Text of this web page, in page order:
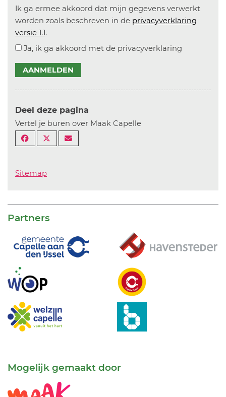
Ik ga ermee akkoord dat mijn gegevens verwerkt
worden zoals beschreven in de privacyverklaring
versie 1.1.
Ja, ik ga akkoord met de privacyverklaring
AANMELDEN
Deel deze pagina
Vertel je buren over Maak Capelle
Sitemap
Partners
Mogelijk gemaakt door